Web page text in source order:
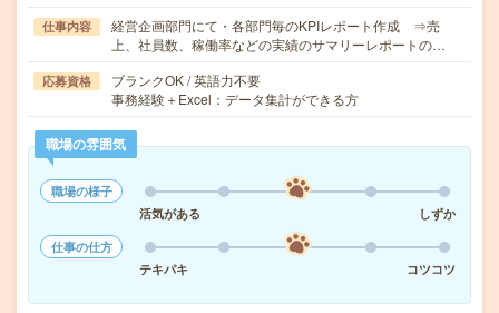
仕事内容
経営企画部門にて・各部門毎のKPIレポート作成 ⇒売
上、社員数、稼働率などの実績のサマリーレポートの…
応募資格
ブランクOK / 英語力不要
事務経験＋Excel：データ集計ができる方
職場の雰囲気
職場の様子
活気がある
しずか
仕事の仕方
テキパキ
コツコツ